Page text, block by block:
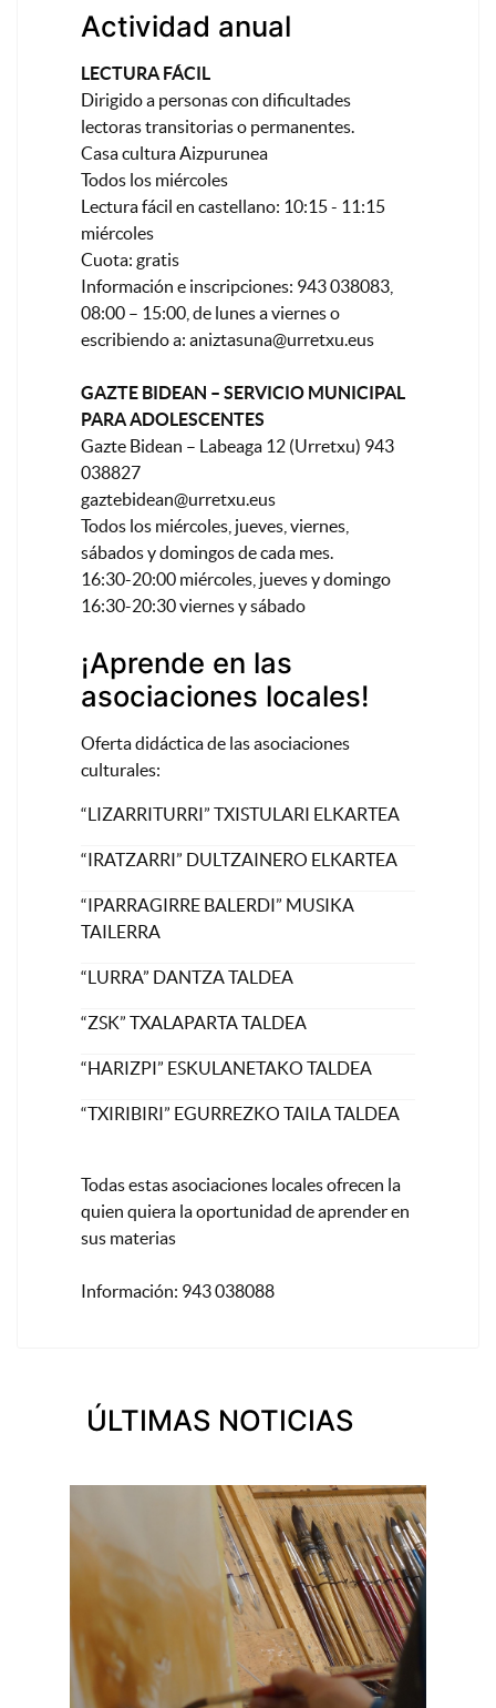
Actividad anual
LECTURA FÁCIL
Dirigido a personas con dificultades
lectoras transitorias o permanentes.
Casa cultura Aizpurunea
Todos los miércoles
Lectura fácil en castellano: 10:15 - 11:15
miércoles
Cuota: gratis
Información e inscripciones: 943 038083,
08:00 – 15:00, de lunes a viernes o
escribiendo a:aniztasuna@urretxu.eus
GAZTE BIDEAN – SERVICIO MUNICIPAL
PARA ADOLESCENTES
Gazte Bidean – Labeaga 12 (Urretxu) 943
038827
gaztebidean@urretxu.eus
Todos los miércoles, jueves, viernes,
sábados y domingos de cada mes.
16:30-20:00 miércoles, jueves y domingo
16:30-20:30 viernes y sábado
¡Aprende en las
asociaciones locales!
Oferta didáctica de las asociaciones
culturales:
“LIZARRITURRI” TXISTULARI ELKARTEA
“IRATZARRI” DULTZAINERO ELKARTEA
“IPARRAGIRRE BALERDI” MUSIKA
TAILERRA
“LURRA” DANTZA TALDEA
“ZSK” TXALAPARTA TALDEA
“HARIZPI” ESKULANETAKO TALDEA
“TXIRIBIRI” EGURREZKO TAILA TALDEA
Todas estas asociaciones locales ofrecen la
quien quiera la oportunidad de aprender en
sus materias
Información: 943 038088
ÚLTIMAS NOTICIAS